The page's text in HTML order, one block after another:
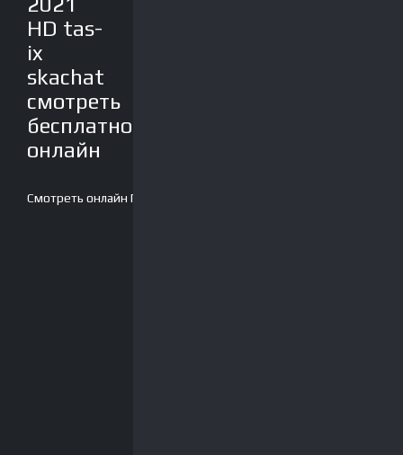
HD tas-
ix
skachat
смотреть
бесплатно
онлайн
Смотреть онлайн Плеер-2